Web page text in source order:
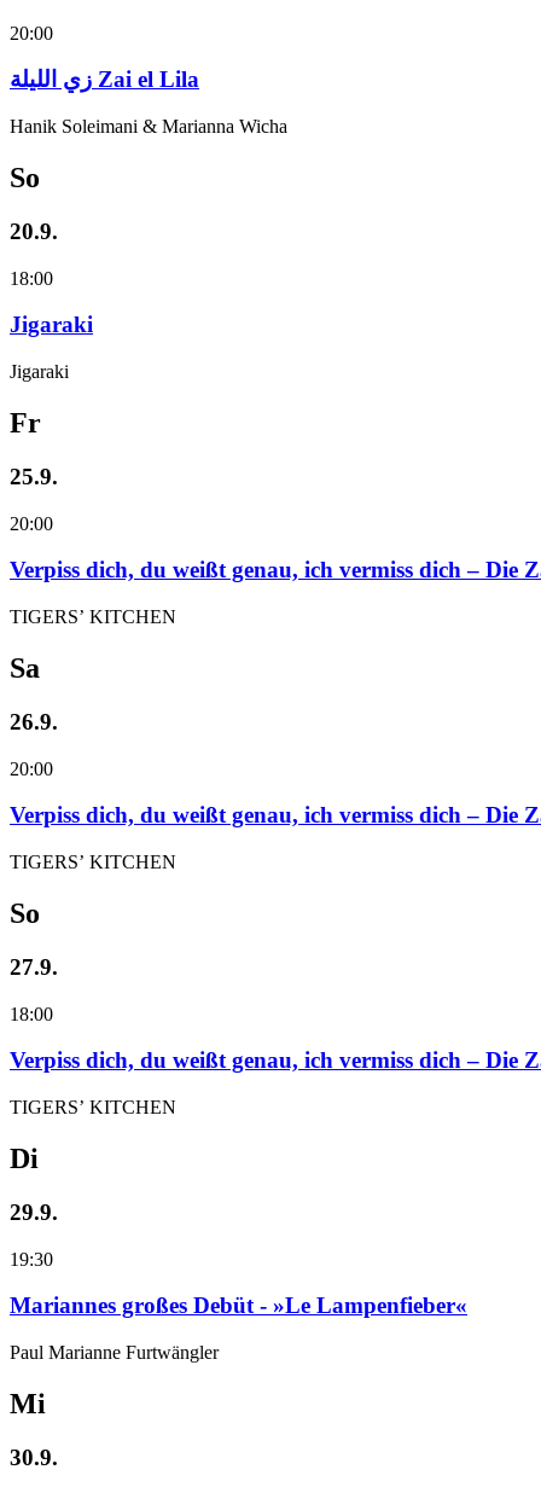
20:00
زي‌ اللیلة Zai el Lila
Hanik Soleimani & Marianna Wicha
So
20.9.
18:00
Jigaraki
Jigaraki
Fr
25.9.
20:00
Verpiss dich, du weißt genau, ich vermiss dich – Die
TIGERS’ KITCHEN
Sa
26.9.
20:00
Verpiss dich, du weißt genau, ich vermiss dich – Die
TIGERS’ KITCHEN
So
27.9.
18:00
Verpiss dich, du weißt genau, ich vermiss dich – Die
TIGERS’ KITCHEN
Di
29.9.
19:30
Mariannes großes Debüt - »Le Lampenfieber«
Paul Marianne Furtwängler
Mi
30.9.